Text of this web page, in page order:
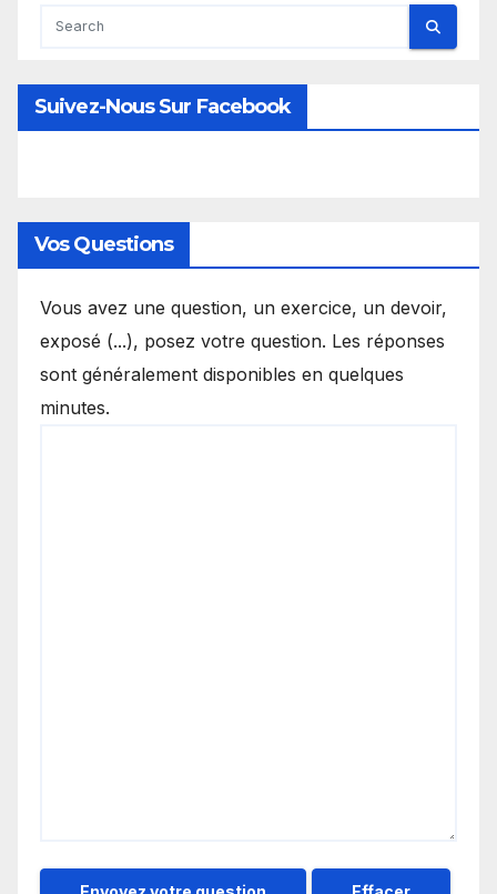
Suivez-Nous Sur Facebook
Vos Questions
Vous avez une question, un exercice, un devoir,
exposé (...), posez votre question. Les réponses
sont généralement disponibles en quelques
minutes.